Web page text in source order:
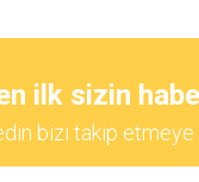
ilk sizin
bizi takip etmeye